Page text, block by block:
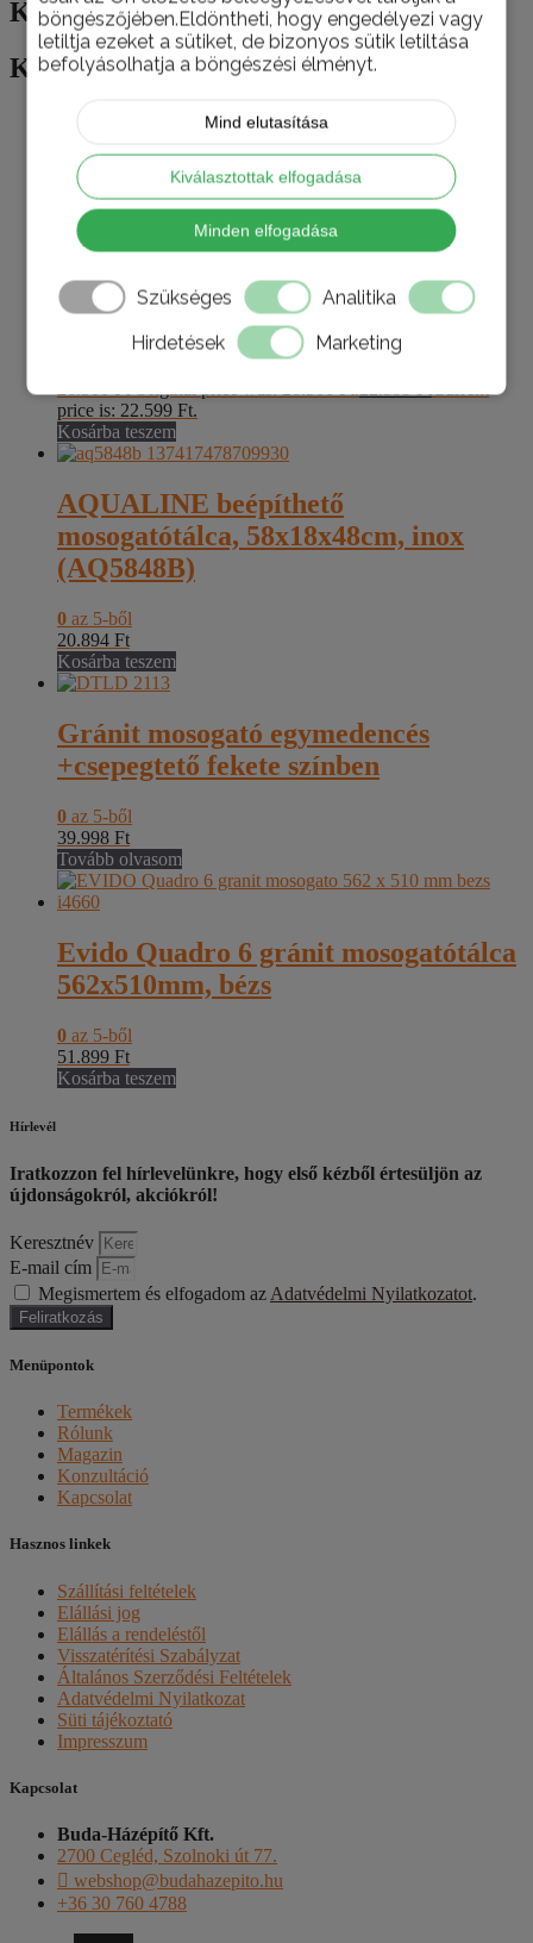
böngészőjében.Eldöntheti, hogy engedélyezi vagy
letiltja ezeket a sütiket, de bizonyos sütik letiltása
befolyásolhatja a böngészési élményt.
Mind elutasítása
Kiválasztottak elfogadása
Minden elfogadása
Szükséges
Analitika
Hirdetések
Marketing
Kapcsolódó termékek
Kapcsolódó termékek
TOP ÁR!
Rozsdamentes mosogatótálca
(AQ7848B)
price is: 22.599 Ft.
Kosárba teszem
AQUALINE beépíthető
mosogatótálca, 58x18x48cm, inox
(AQ5848B)
0 az 5-ből
20.894 Ft
Kosárba teszem
Gránit mosogató egymedencés
+csepegtető fekete színben
0 az 5-ből
39.998 Ft
Tovább olvasom
Evido Quadro 6 gránit mosogatótálca
562x510mm, bézs
0 az 5-ből
51.899 Ft
Kosárba teszem
Hírlevél
Iratkozzon fel hírlevelünkre, hogy első kézből értesüljön az
újdonságokról, akciókról!
Keresztnév
E-mail cím
Megismertem és elfogadom az Adatvédelmi Nyilatkozatot.
Feliratkozás
Menüpontok
Termékek
Rólunk
Magazin
Konzultáció
Kapcsolat
Hasznos linkek
Szállítási feltételek
Elállási jog
Elállás a rendeléstől
Visszatérítési Szabályzat
Általános Szerződési Feltételek
Adatvédelmi Nyilatkozat
Süti tájékoztató
Impresszum
Kapcsolat
Buda-Házépítő Kft.
2700 Cegléd, Szolnoki út 77.
webshop@budahazepito.hu
+36 30 760 4788